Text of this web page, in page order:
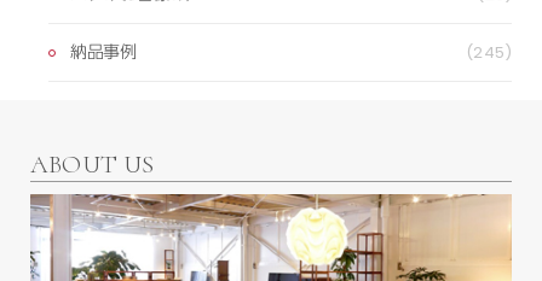
納品事例 (245)
ABOUT US